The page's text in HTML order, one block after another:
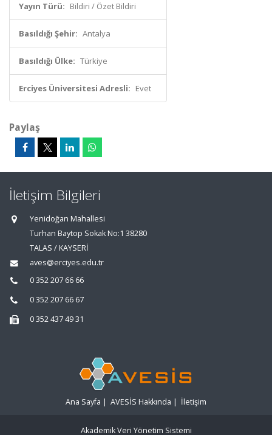
Yayın Türü: Bildiri / Özet Bildiri
Basıldığı Şehir: Antalya
Basıldığı Ülke: Türkiye
Erciyes Üniversitesi Adresli: Evet
Paylaş
İletişim Bilgileri
Yenidoğan Mahallesi
Turhan Baytop Sokak No:1 38280
TALAS / KAYSERİ
aves@erciyes.edu.tr
0 352 207 66 66
0 352 207 66 67
0 352 437 49 31
Ana Sayfa | AVESİS Hakkında | İletişim
Akademik Veri Yönetim Sistemi